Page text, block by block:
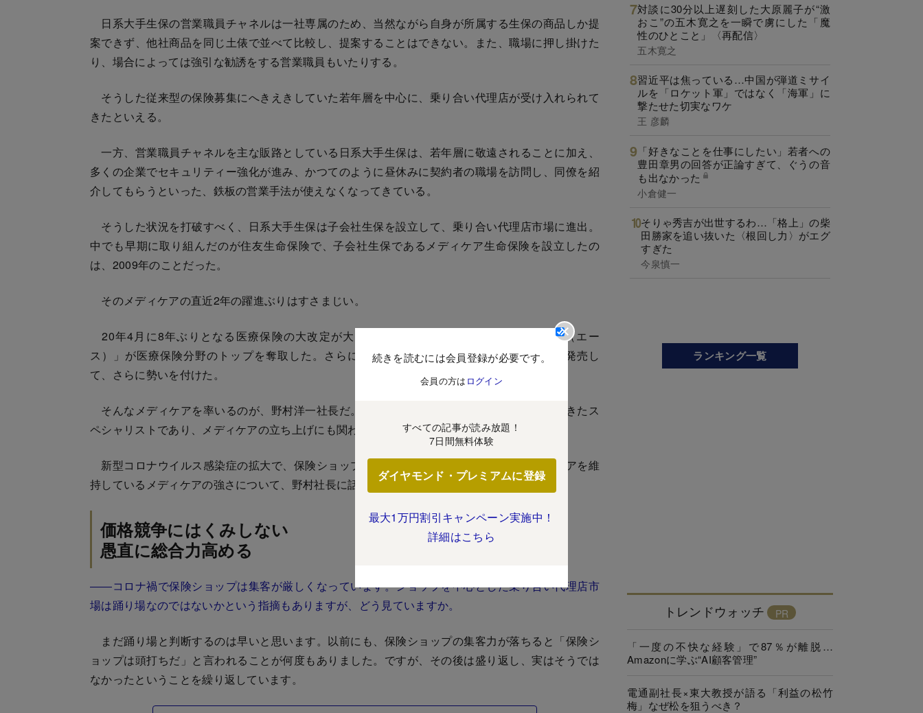
日系大手生保の営業職員チャネルは一社専属のため、当然ながら自身が所属する生保の商品しか提
案できず、他社商品を同じ土俵で並べて比較し、提案することはできない。また、職場に押し掛けた
り、場合によっては強引な勧誘をする営業職員もいたりする。
そうした従来型の保険募集にへきえきしていた若年層を中心に、乗り合い代理店が受け入れられて
きたといえる。
一方、営業職員チャネルを主な販路としている日系大手生保は、若年層に敬遠されることに加え、
多くの企業でセキュリティー強化が進み、かつてのように昼休みに契約者の職場を訪問し、同僚を紹
介してもらうといった、鉄板の営業手法が使えなくなってきている。
そうした状況を打破すべく、日系大手生保は子会社生保を設立して、乗り合い代理店市場に進出。
中でも早期に取り組んだのが住友生命保険で、子会社生保であるメディケア生命保険を設立したの
は、2009年のことだった。
そのメディケアの直近2年の躍進ぶりはすさまじい。
20年4月に8年ぶりとなる医療保険の大改定が大当たり。医療保険「新メディフィットA（エー
ス）」が医療保険分野のトップを奪取した。さらに6月には「メディフィットがん保険」を発売し
て、さらに勢いを付けた。
そんなメディケアを率いるのが、野村洋一社長だ。住友生命出身で、営業畑で実績を残してきたス
ペシャリストであり、メディケアの立ち上げにも関わった人物である。
新型コロナウイルス感染症の拡大で、保険ショップの集客が難しくなっている中、高いシェアを維
持しているメディケアの強さについて、野村社長に話を聞いた。
価格競争にはくみしない
愚直に総合力高める
――コロナ禍で保険ショップは集客が厳しくなっています。ショップを中心とした乗り合い代理店市
場は踊り場なのではないかという指摘もありますが、どう見ていますか。
まだ踊り場と判断するのは早いと思います。以前にも、保険ショップの集客力が落ちると「保険シ
ョップは頭打ちだ」と言われることが何度もありました。ですが、その後は盛り返し、実はそうでは
なかったということを繰り返しています。
続きを読むには会員登録が必要です。
会員の方は ログイン
すべての記事が読み放題！
7日間無料体験
ダイヤモンド・プレミアムに登録
最大1万円割引キャンペーン実施中！
詳細はこちら
対談に30分以上遅刻した大原麗子が“激
おこ”の五木寛之を一瞬で虜にした「魔
性のひとこと」〈再配信〉
五木寛之
習近平は焦っている…中国が弾道ミサイ
ルを「ロケット軍」ではなく「海軍」に
撃たせた切実なワケ
王 彦麟
「好きなことを仕事にしたい」若者への
豊田章男の回答が正論すぎて、ぐうの音
も出なかった
小倉健一
そりゃ秀吉が出世するわ…「格上」の柴
田勝家を追い抜いた〈根回し力〉がエグ
すぎた
今泉慎一
ランキング一覧
トレンドウォッチ
「一度の不快な経験」で87％が離脱…
Amazonに学ぶ“AI顧客管理”
電通副社長×東大教授が語る「利益の松竹
梅」なぜ松を狙うべき？